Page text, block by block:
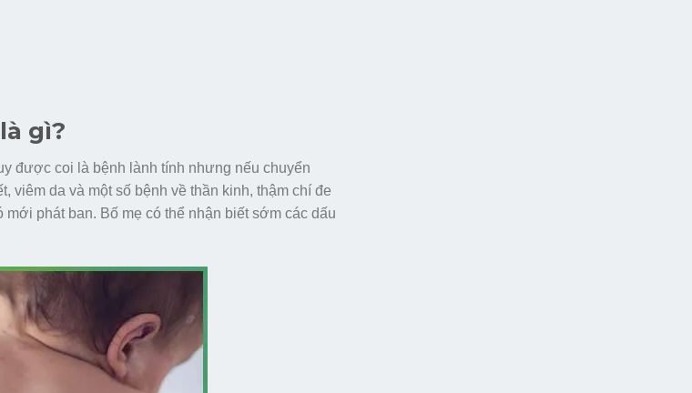
gì?
được coi là bệnh lành tính nhưng nếu chuyển
viêm da và một số bệnh về thần kinh, thậm chí đe
phát ban. Bố mẹ có thể nhận biết sớm các dấu